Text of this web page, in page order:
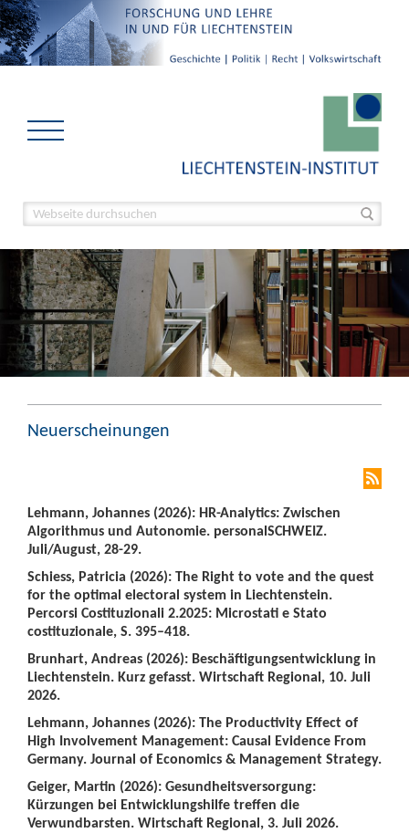
Neuerscheinungen
Lehmann, Johannes (2026): HR-Analytics: Zwischen
Algorithmus und Autonomie. personalSCHWEIZ.
Juli/August, 28-29.
Schiess, Patricia (2026): The Right to vote and the quest
for the optimal electoral system in Liechtenstein.
Percorsi Costituzionali 2.2025: Microstati e Stato
costituzionale, S. 395–418.
Brunhart, Andreas (2026): Beschäftigungsentwicklung in
Liechtenstein. Kurz gefasst. Wirtschaft Regional, 10. Juli
2026.
Lehmann, Johannes (2026): The Productivity Effect of
High Involvement Management: Causal Evidence From
Germany. Journal of Economics & Management Strategy.
Geiger, Martin (2026): Gesundheitsversorgung:
Kürzungen bei Entwicklungshilfe treffen die
Verwundbarsten. Wirtschaft Regional, 3. Juli 2026.